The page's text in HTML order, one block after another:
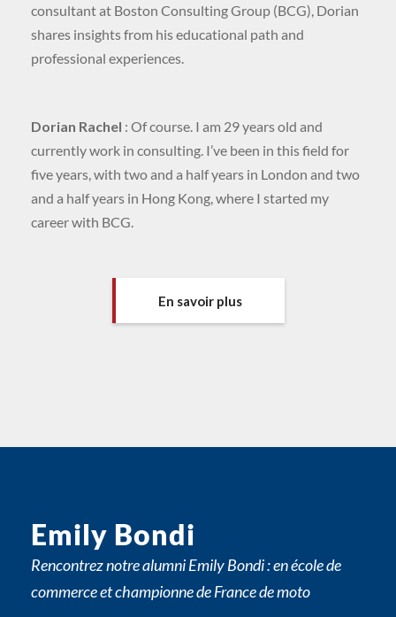
consultant at Boston Consulting Group (BCG), Dorian
shares insights from his educational path and
professional experiences.
Dorian Rachel : Of course. I am 29 years old and
currently work in consulting. I’ve been in this field for
five years, with two and a half years in London and two
and a half years in Hong Kong, where I started my
career with BCG.
En savoir plus
Emily Bondi
Rencontrez notre alumni Emily Bondi : en école de
commerce et championne de France de moto